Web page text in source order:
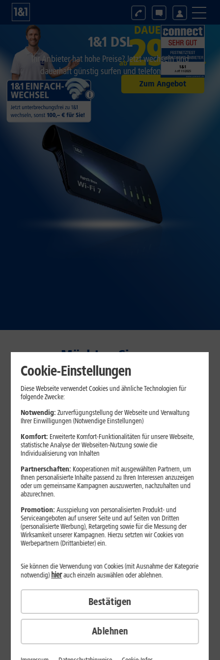
Zum Angebot
1&1 DSL
Ihr Anbieter hat hohe Preise? Jetzt wechseln und
dauerhaft günstig surfen und telefonieren.
Möchten Sie am
Vertragsbeginn sparen oder
dauerhaft?
30 Tage testen – zufrieden oder Geld zurück!*
Am Vertragsbeginn sparen
DSL 16 10 Monate je 34,99
DSL 50 10 Monate je
9,99 € 39,99
€/Mon.
DSL 100 10 Monate je
9,99 € 39,
99
DSL 250 zum Preis von 100
DSL 250
TIPP 10 Monate je
9,99 € 44,99
Bis zu
Cookie-Einstellungen
Diese Webseite verwendet Cookies und ähnliche Technologien für
folgende Zwecke:
Notwendig: Zurverfügungstellung der Webseite und Verwaltung
Ihrer Einwilligungen (Notwendige Einstellungen)
Komfort: Erweiterte Komfort-Funktionalitäten für unsere Webseite,
statistische Analyse der Webseiten-Nutzung sowie die
Individualisierung von Inhalten
Partnerschaften: Kooperationen mit ausgewählten Partnern, um
Ihnen personalisierte Inhalte passend zu Ihren Interessen anzuzeigen
oder um gemeinsame Kampagnen auszuwerten, nachzuhalten und
abzurechnen.
Promotion:Ausspielung von personalisierten Produkt- und
Serviceangeboten auf unserer Seite und auf Seiten von Dritten
(personalisierte Werbung), Retargeting sowie für die Messung der
Wirksamkeit unserer Kampagnen. Hierzu setzten wir Cookies von
Werbepartnern (Drittanbieter) ein.
Ablehnen
Sie können die Verwendung von Cookies (mit Ausnahme der Kategorie
notwendig)hierauch einzeln auswählen oder ablehnen.
Bestätigen